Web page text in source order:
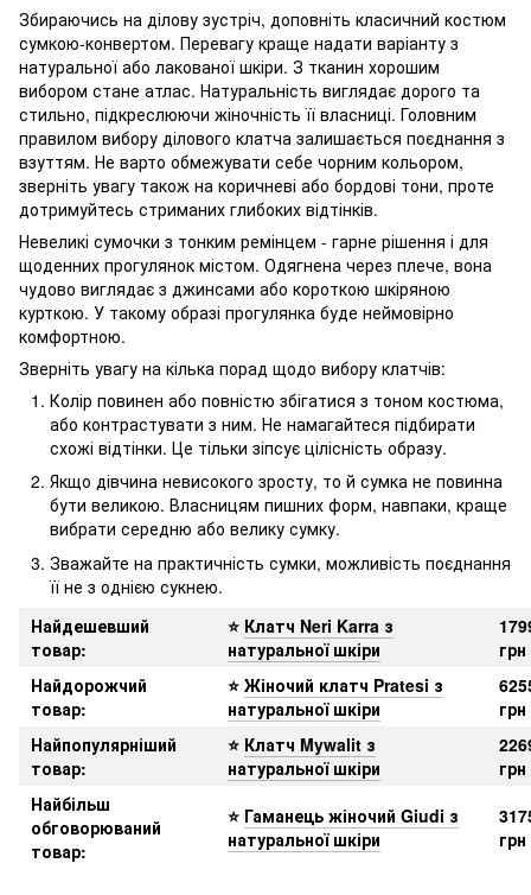
Збираючись на ділову зустріч, доповніть класичний костюм
сумкою-конвертом. Перевагу краще надати варіанту з
натуральної або лакованої шкіри. З тканин хорошим
вибором стане атлас. Натуральність виглядає дорого та
стильно, підкреслюючи жіночність її власниці. Головним
правилом вибору ділового клатча залишається поєднання з
взуттям. Не варто обмежувати себе чорним кольором,
зверніть увагу також на коричневі або бордові тони, проте
дотримуйтесь стриманих глибоких відтінків.
Невеликі сумочки з тонким ремінцем - гарне рішення і для
щоденних прогулянок містом. Одягнена через плече, вона
чудово виглядає з джинсами або короткою шкіряною
курткою. У такому образі прогулянка буде неймовірно
комфортною.
Зверніть увагу на кілька порад щодо вибору клатчів:
Колір повинен або повністю збігатися з тоном костюма,
або контрастувати з ним. Не намагайтеся підбирати
схожі відтінки. Це тільки зіпсує цілісність образу.
Якщо дівчина невисокого зросту, то й сумка не повинна
бути великою. Власницям пишних форм, навпаки, краще
вибрати середню або велику сумку.
Зважайте на практичність сумки, можливість поєднання
її не з однією сукнею.
Найдешевший
товар:
⭐ Клатч Neri Karra з
натуральної шкіри
грн
Найдорожчий
товар:
⭐ Жіночий клатч Pratesi з
натуральної шкіри
грн
Найпопулярніший
товар:
⭐ Клатч Mywalit з
натуральної шкіри
грн
Найбільш
обговорюваний
товар:
⭐ Гаманець жіночий Giudi з
натуральної шкіри
грн